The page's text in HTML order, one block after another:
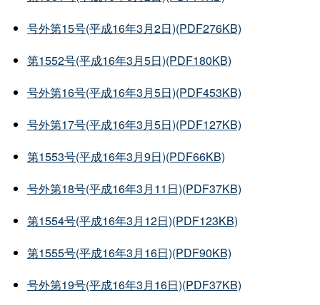
号外第15号(平成16年3月2日)(PDF276KB)
第1552号(平成16年3月5日)(PDF180KB)
号外第16号(平成16年3月5日)(PDF453KB)
号外第17号(平成16年3月5日)(PDF127KB)
第1553号(平成16年3月9日)(PDF66KB)
号外第18号(平成16年3月11日)(PDF37KB)
第1554号(平成16年3月12日)(PDF123KB)
第1555号(平成16年3月16日)(PDF90KB)
号外第19号(平成16年3月16日)(PDF37KB)